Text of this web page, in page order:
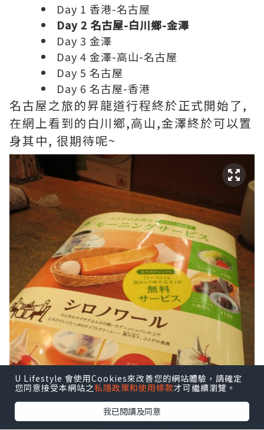
Day 1 香港-名古屋
Day 2 名古屋-白川鄉-金澤
Day 3 金澤
Day 4 金澤-高山-名古屋
Day 5 名古屋
Day 6 名古屋-香港
名古屋之旅的昇龍道行程終於正式開始了,
在網上看到的白川鄉,高山,金澤終於可以置
身其中, 很期待呢~
U Lifestyle 會使用Cookies來改善您的網站體驗，請確定
您同意接受本網站之私隱政策和使用條款才可繼續瀏覽。
我已閱讀及同意